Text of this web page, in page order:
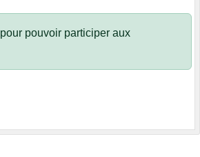
pour pouvoir participer aux